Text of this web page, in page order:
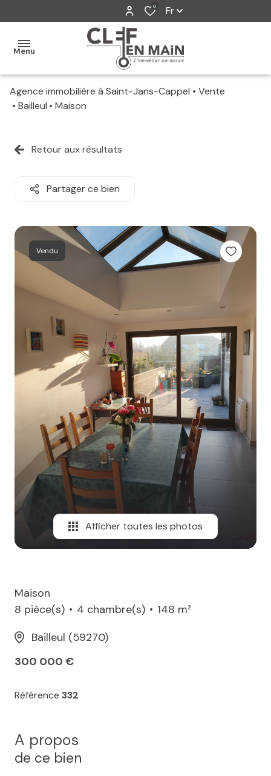
0 Fr
Menu
MON
MES
MES
ESTIMATION
ALERTE
Agence immobilière à Saint-Jans-Cappel
Vente
Bailleul
Maison
Retour aux résultats
Partager ce bien
Vendu
Afficher toutes les photos
Maison
8 pièce(s)
4 chambre(s)
148 m²
Bailleul (59270)
300 000 €
Référence 332
A propos
de ce bien